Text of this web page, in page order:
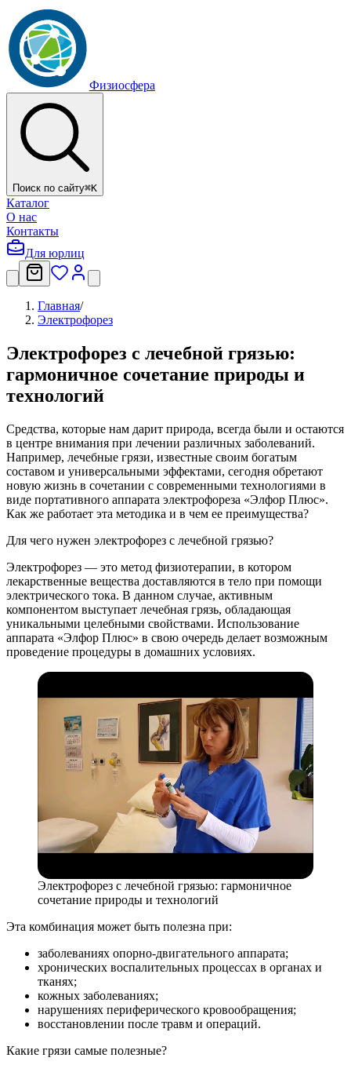
Физиосфера
Поиск по сайту⌘K
Каталог
О нас
Контакты
Для юрлиц
Главная/
Электрофорез
Электрофорез с лечебной грязью:
гармоничное сочетание природы и
технологий
Средства, которые нам дарит природа, всегда были и остаются
в центре внимания при лечении различных заболеваний.
Например, лечебные грязи, известные своим богатым
составом и универсальными эффектами, сегодня обретают
новую жизнь в сочетании с современными технологиями в
виде портативного аппарата электрофореза «Элфор Плюс».
Как же работает эта методика и в чем ее преимущества?
Для чего нужен электрофорез с лечебной грязью?
Электрофорез — это метод физиотерапии, в котором
лекарственные вещества доставляются в тело при помощи
электрического тока. В данном случае, активным
компонентом выступает лечебная грязь, обладающая
уникальными целебными свойствами. Использование
аппарата «Элфор Плюс» в свою очередь делает возможным
проведение процедуры в домашних условиях.
Электрофорез с лечебной грязью: гармоничное
сочетание природы и технологий
Эта комбинация может быть полезна при:
заболеваниях опорно-двигательного аппарата;
хронических воспалительных процессах в органах и
тканях;
кожных заболеваниях;
нарушениях периферического кровообращения;
восстановлении после травм и операций.
Какие грязи самые полезные?